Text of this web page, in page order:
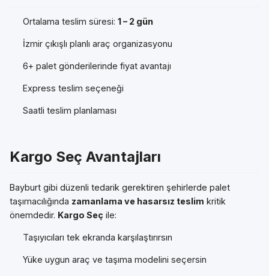
Ortalama teslim süresi: 1 – 2 gün
İzmir çıkışlı planlı araç organizasyonu
6+ palet gönderilerinde fiyat avantajı
Express teslim seçeneği
Saatli teslim planlaması
Kargo Seç Avantajları
Bayburt gibi düzenli tedarik gerektiren şehirlerde palet
taşımacılığında zamanlama ve hasarsız teslim kritik
önemdedir. Kargo Seç ile:
Taşıyıcıları tek ekranda karşılaştırırsın
Yüke uygun araç ve taşıma modelini seçersin